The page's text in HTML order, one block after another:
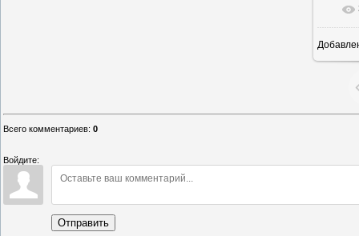
Всего комментариев: 0
Войдите:
Отправить